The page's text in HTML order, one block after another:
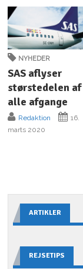
NYHEDER
SAS aflyser
størstedelen af
alle afgange
Redaktion
16.
marts 2020
ARTIKLER
REJSETIPS